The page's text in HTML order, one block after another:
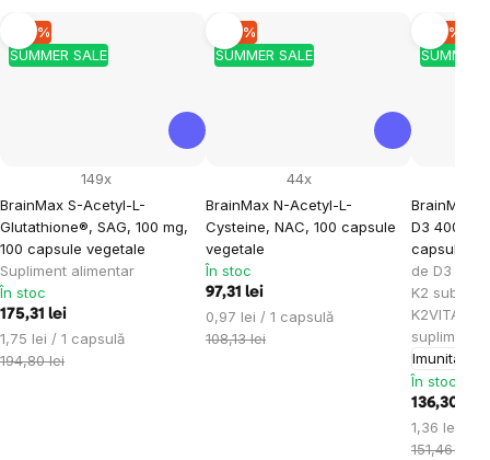
SUMMER SALE
–10 %
BrainMax S-Acetyl-L-
Glutathione®, SAG, 100 mg,
100 capsule vegetale
Supliment alimentar
149x
În stoc
175,31 lei
Evaluare
preţ:
1,75 lei / 1 capsulă
194,80 lei
SUMMER SALE
–10 %
BrainMax N-Acetyl-L-
Cysteine, NAC, 100 capsule
vegetale
44x
În stoc
97,31 lei
Evaluare
preţ:
0,97 lei / 1 capsulă
108,13 lei
SUMMER
–10 %
BrainMax
D3 4000
capsule
de D3 și
K2 sub
supliment
Imunitate
În stoc
136,30 lei
Evaluare
preţ:
1,36 lei / 1
151,46 lei